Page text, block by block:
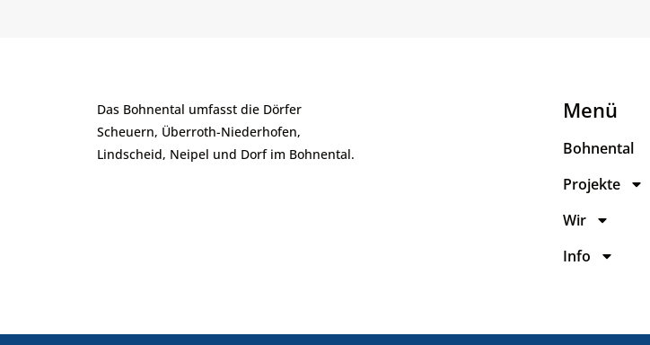
Das Bohnental umfasst die Dörfer
Scheuern, Überroth-Niederhofen,
Lindscheid, Neipel und Dorf im Bohnental.
Menü
Bohnental
Projekte
Wir
Info